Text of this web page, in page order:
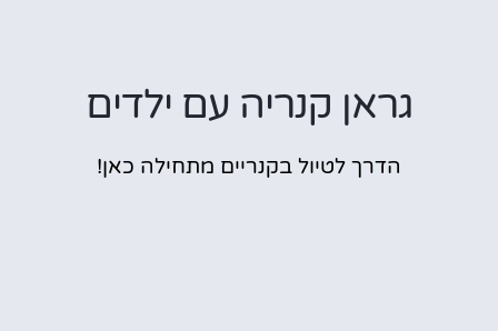
גראן קנריה עם ילדים
הדרך לטיול בקנריים מתחילה כאן!